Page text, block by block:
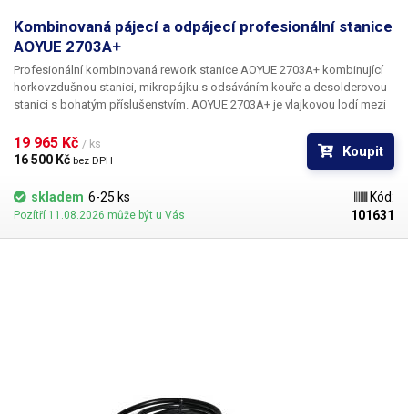
Kombinovaná pájecí a odpájecí profesionální stanice
AOYUE 2703A+
Profesionální kombinovaná rework stanice AOYUE 2703A+ kombinující
horkovzdušnou stanici, mikropájku s odsáváním kouře a desolderovou
stanici s bohatým příslušenstvím. AOYUE 2703A+ je vlajkovou lodí mezi
potřebné nástroje k pájení v jednom kompaktním provedení.
Dominantou stanice je čtyřřádkový červený segmentový LED display, po
jehož levé straně se nachází digitální ovládání teploty a průtoku vzduchu
a na pravé pak spínače jednotlivých komponent stanice. Ke kontrole
průtoku vzduchu slouží kromě displaye také modře podsvícený ukazatel
tlaku s železnou kuličkou. Systém dvou portů umožnuje současné
použití mikropájky i desolderu bez nutnosti přepojování konektorů.
19 965 Kč / ks
16 500 Kč bez DPH
Koupit
skladem 6-25 ks
Pozítří 11.08.2026 může být u Vás
Kód:
101631